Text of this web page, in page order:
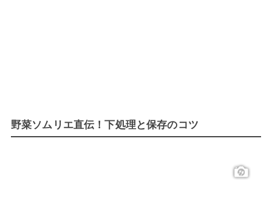
野菜ソムリエ直伝！下処理と保存のコツ